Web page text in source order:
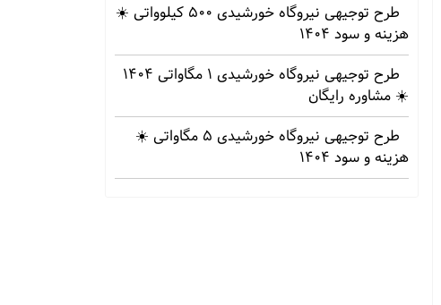
طرح توجیهی نیروگاه خورشیدی 500 کیلوواتی ☀️
هزینه‌ و سود 1404
طرح توجیهی نیروگاه خورشیدی 1 مگاواتی 1404
☀️ مشاوره رایگان
طرح توجیهی نیروگاه خورشیدی 5 مگاواتی ☀️
هزینه‌ و سود 1404